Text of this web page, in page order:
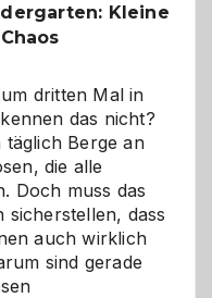
ist
eine
Wahl?
Kleine
dritten Mal in
das nicht?
Berge an
die alle
Doch muss das
sicherstellen, dass
auch wirklich
sind gerade